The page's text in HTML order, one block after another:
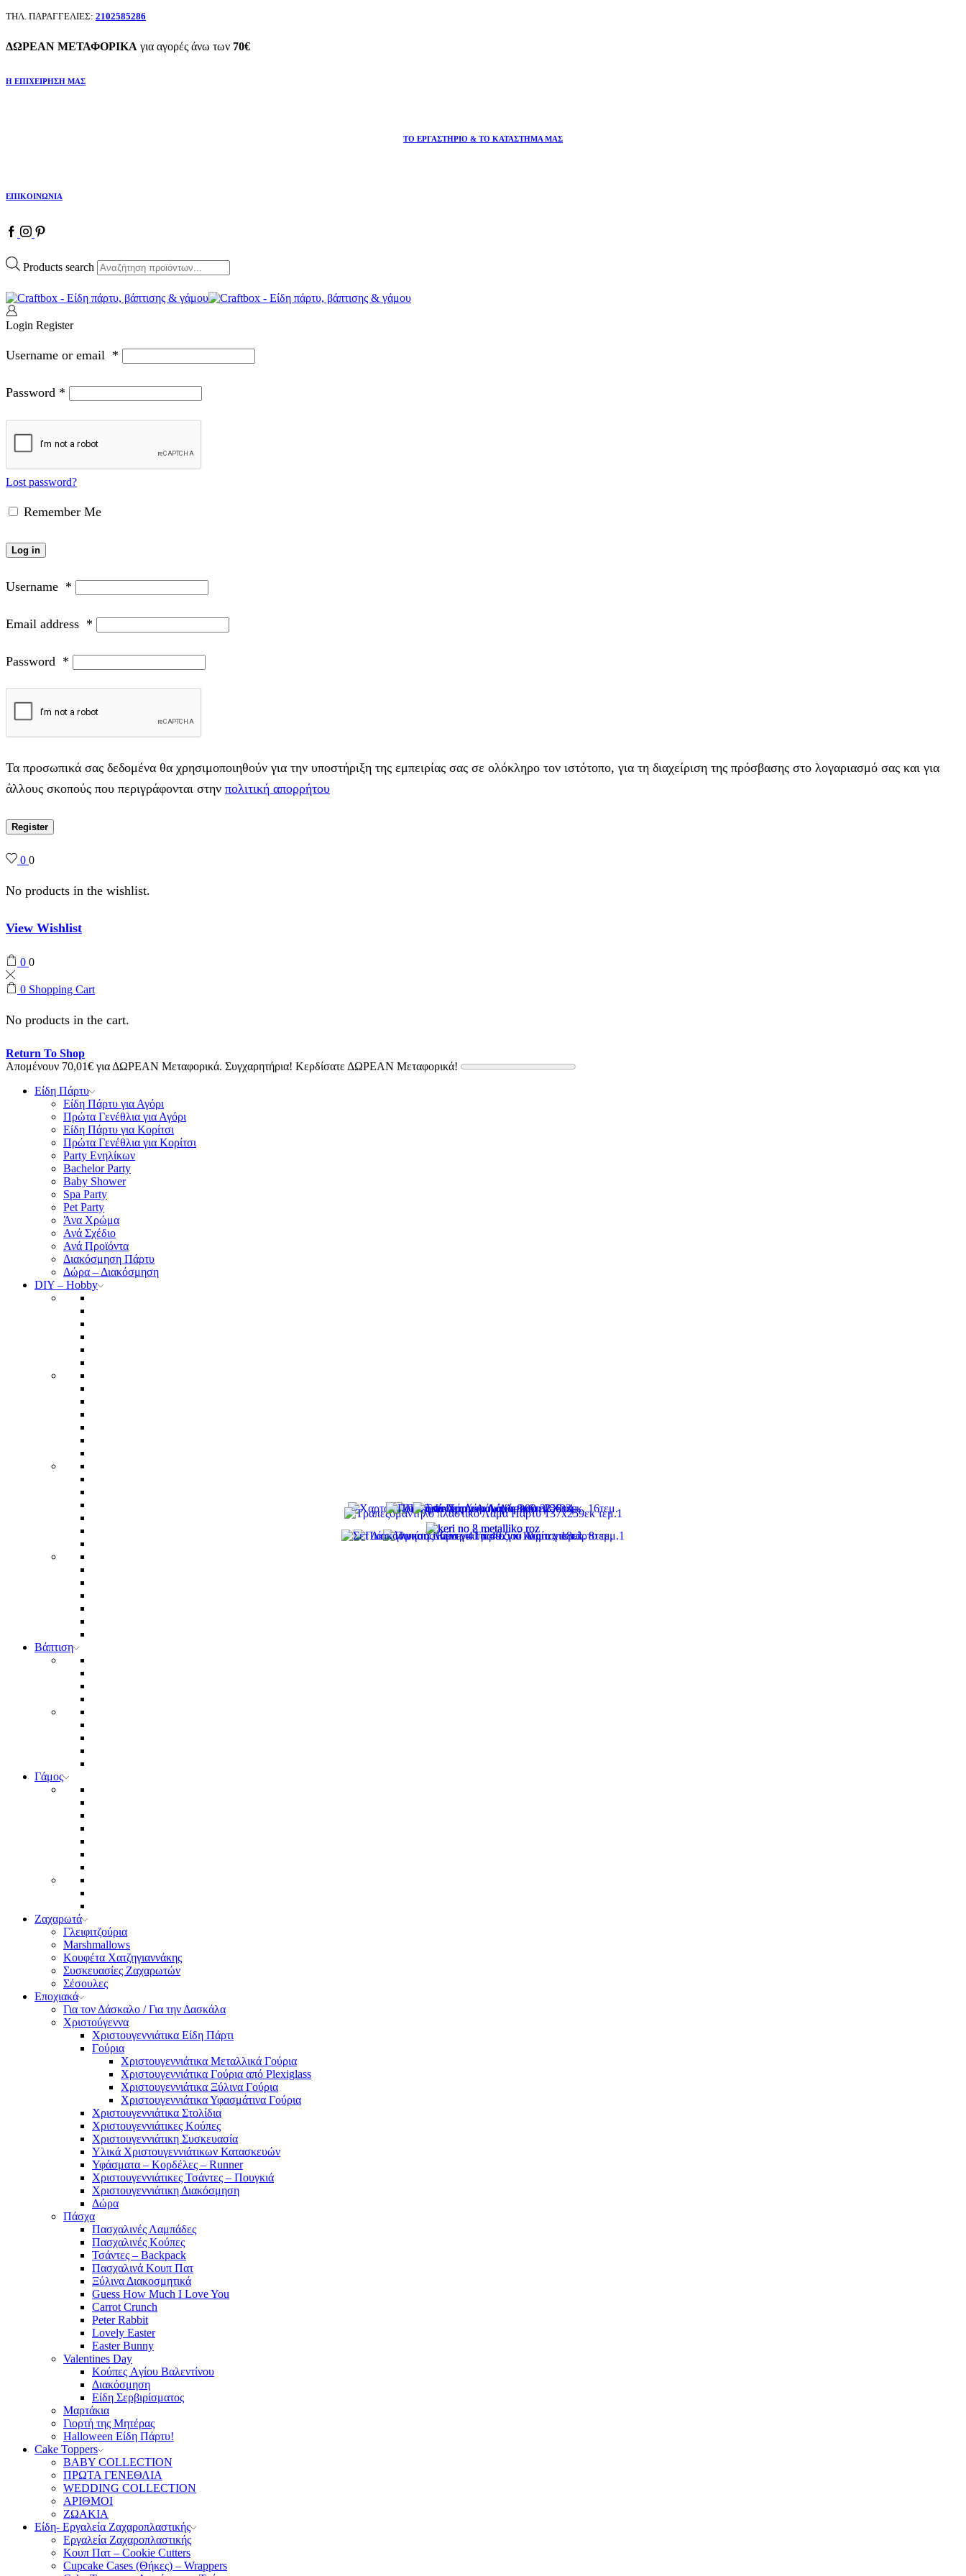
ΤΗΛ. ΠΑΡΑΓΓΕΛΙΕΣ: 2102585286
ΔΩΡΕΑΝ ΜΕΤΑΦΟΡΙΚΑ για αγορές άνω των 70€
Η ΕΠΙΧΕΙΡΗΣΗ ΜΑΣ
ΤΟ ΕΡΓΑΣΤΗΡΙΟ & ΤΟ ΚΑΤΑΣΤΗΜΑ ΜΑΣ
ΕΠΙΚΟΙΝΩΝΙΑ
Products search
Login Register
Username or email *
Password *
Lost password?
Remember Me
Log in
Username *
Email address *
Password *
Τα προσωπικά σας δεδομένα θα χρησιμοποιηθούν για την υποστήριξη της εμπειρίας σας σε ολόκληρο τον ιστότοπο, για τη διαχείριση της πρόσβασης στο λογαριασμό σας και για
άλλους σκοπούς που περιγράφονται στην πολιτική απορρήτου
Register
0 0
No products in the wishlist.
View Wishlist
0 0
0 Shopping Cart
No products in the cart.
Return To Shop
Απομένουν 70,01€ για ΔΩΡΕΑΝ Μεταφορικά. Συγχαρητήρια! Κερδίσατε ΔΩΡΕΑΝ Μεταφορικά!
Είδη Πάρτυ
Είδη Πάρτυ για Αγόρι
Πρώτα Γενέθλια για Αγόρι
Είδη Πάρτυ για Κορίτσι
Πρώτα Γενέθλια για Κορίτσι
Party Ενηλίκων
Bachelor Party
Baby Shower
Spa Party
Pet Party
Άνα Χρώμα
Ανά Σχέδιο
Ανά Προϊόντα
Διακόσμηση Πάρτυ
Δώρα – Διακόσμηση
DIY – Hobby
Βάπτιση
Γάμος
Ζαχαρωτά
Γλειφιτζούρια
Marshmallows
Κουφέτα Χατζηγιαννάκης
Συσκευασίες Ζαχαρωτών
Σέσουλες
Εποχιακά
Για τον Δάσκαλο / Για την Δασκάλα
Χριστούγεννα
Χριστουγεννιάτικα Είδη Πάρτι
Γούρια
Χριστουγεννιάτικα Μεταλλικά Γούρια
Χριστουγεννιάτικα Γούρια από Plexiglass
Χριστουγεννιάτικα Ξύλινα Γούρια
Χριστουγεννιάτικα Υφασμάτινα Γούρια
Χριστουγεννιάτικα Στολίδια
Χριστουγεννιάτικες Κούπες
Χριστουγεννιάτικη Συσκευασία
Υλικά Χριστουγεννιάτικων Κατασκευών
Υφάσματα – Κορδέλες – Runner
Χριστουγεννιάτικες Τσάντες – Πουγκιά
Χριστουγεννιάτικη Διακόσμηση
Δώρα
Πάσχα
Πασχαλινές Λαμπάδες
Πασχαλινές Κούπες
Τσάντες – Backpack
Πασχαλινά Κουπ Πατ
Ξύλινα Διακοσμητικά
Guess How Much I Love You
Carrot Crunch
Peter Rabbit
Lovely Easter
Easter Bunny
Valentines Day
Κούπες Aγίου Βαλεντίνου
Διακόσμηση
Είδη Σερβιρίσματος
Μαρτάκια
Γιορτή της Μητέρας
Halloween Είδη Πάρτυ!
Cake Toppers
BABY COLLECTION
ΠΡΩΤΑ ΓΕΝΕΘΛΙΑ
WEDDING COLLECTION
ΑΡΙΘΜΟΙ
ΖΩΑΚΙΑ
Είδη- Εργαλεία Ζαχαροπλαστικής
Εργαλεία Ζαχαροπλαστικής
Κουπ Πατ – Cookie Cutters
Cupcake Cases (Θήκες) – Wrappers